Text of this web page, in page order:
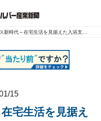
代～在宅生活を見据えた入浴支援を評価～（前編）
15
宅生活を見据え